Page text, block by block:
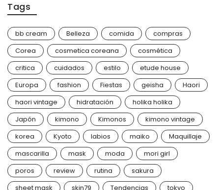
Tags
bb cream Belleza comida
compras
Corea
cosmetica coreana
cosmética
critica
cuidados estilo
etude house
Europa
fashion Fiestas geisha
Haori
haori vintage
hidratación
holika holika
Japón
kimono Kimonos
kimono vintage
korea
Kyoto labios maiko
Maquillaje
mascarilla
mask moda
mori girl
poros
review rutina
sakura
sheet mask
skin79 Tendencias tokyo